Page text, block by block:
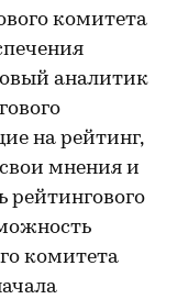
комитета
аналитик
на рейтинг,
мнения и
рейтингового
комитета